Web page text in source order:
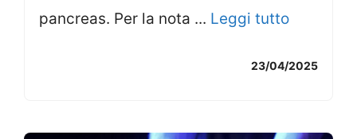
pancreas. Per la nota ... Leggi tutto
23/04/2025